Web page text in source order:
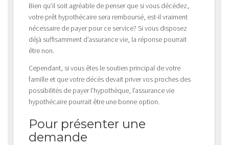
Bien qu’il soit agréable de penser que si vous décédez,
votre prêt hypothécaire sera remboursé, est-il vraiment
nécessaire de payer pour ce service? Si vous disposez
déjà suffisamment d’assurance vie, la réponse pourrait
être non.
Cependant, si vous êtes le soutien principal de votre
famille et que votre décès devait priver vos proches des
possibilités de payer l’hypothèque, l’assurance vie
hypothécaire pourrait être une bonne option.
Pour présenter une
demande